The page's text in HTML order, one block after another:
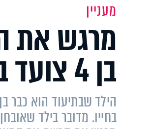
מעניין
מרגש את
בן 4 צועד בפעם הראשונה בחייו
הילד שבתיעוד הוא כבר
בחייו. מדובר בילד